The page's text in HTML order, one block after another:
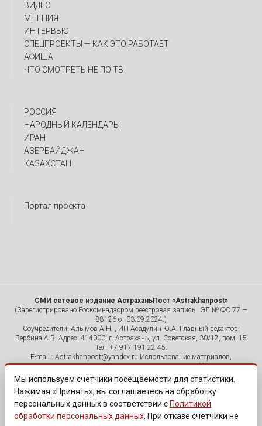
ВИДЕО
МНЕНИЯ
ИНТЕРВЬЮ
CПЕЦПРОЕКТЫ — КАК ЭТО РАБОТАЕТ
АФИША
ЧТО СМОТРЕТЬ НЕ ПО ТВ
РОССИЯ
НАРОДНЫЙ КАЛЕНДАРЬ
ИРАН
АЗЕРБАЙДЖАН
КАЗАХСТАН
Портал проекта
СМИ сетевое издание АстраханьПост «Astrakhanpost»
(Зарегистрировано Роскомнадзором реестровая запись: ЭЛ № ФС 77 —
88126 от 03.09.2024.)
Соучредители: Алымов А.Н. , ИП Асадулин Ю.А. Главный редактор:
Вербина А.В. Адрес: 414000, г. Астрахань, ул. Советская, 30/12, пом. 15
Тел. +7 917 191-22-45.
E-mail.: Astrakhanpost@yandex.ru Использование материалов,
размещенных на страницах сетевого издания «Astrakhanpost»,
допускается исключительно с указанием источника и публикацией
активной гиперссылки на портал Astrakhanpost.ru. Комментарии
читателей сайта размещаются без предварительного редактирования.
Редакция оставляет за собой право удалить их с сайта или
отредактировать, если указанные сообщения нарушают законы РФ.
«САЙТ ПРЕДНАЗНАЧЕН ДЛЯ АУДИТОРИИ 18+»
Мы используем счётчики посещаемости для статистики.
Нажимая «Принять», вы соглашаетесь на обработку
персональных данных в соответствии с Политикой
обработки персональных данных . При отказе счётчики не